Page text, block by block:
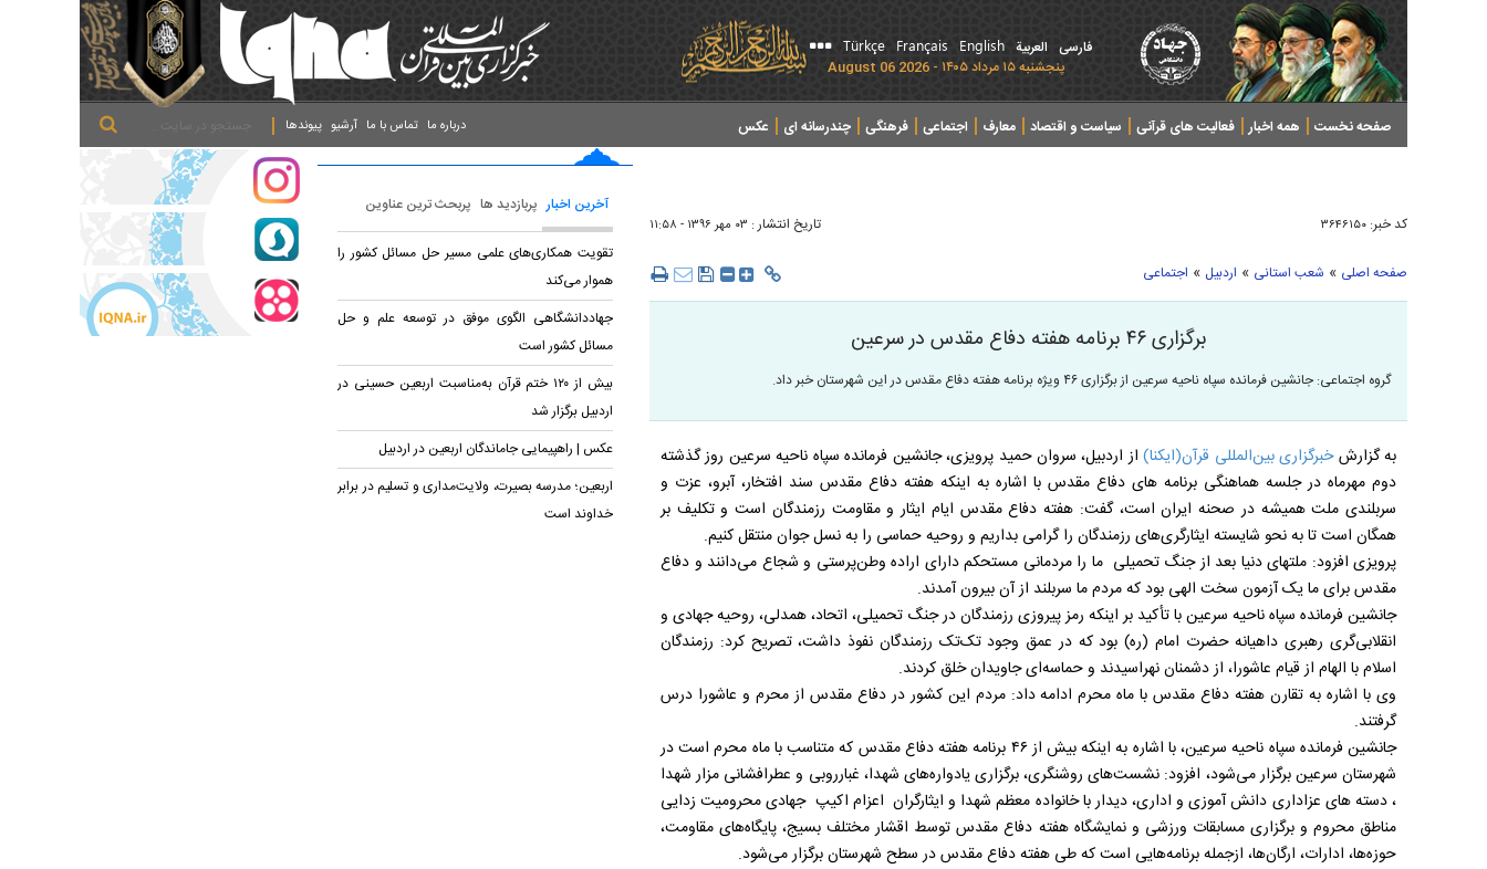
فارسی العربیة English
Français
Türkçe
پنجشنبه ۱۵ مرداد ۱۴۰۵ - 2026 August 06
صفحه نخست همه اخبار فعالیت های قرآنی سیاست و اقتصاد معارف اجتماعی فرهنگی چندرسانه ای عکس پیوندها آرشیو تماس با ما درباره ما
کد خبر: ۳۶۴۶۱۵۰ تاریخ انتشار : ۰۳ مهر ۱۳۹۶ - ۱۱:۵۸
صفحه اصلی » شعب استانی » اردبیل » اجتماعی
برگزاری ۴۶ برنامه هفته دفاع مقدس در سرعین
گروه اجتماعی: جانشین فرمانده سپاه ناحیه سرعین از برگزاری ۴۶ ویژه برنامه هفته دفاع مقدس در این شهرستان خبر داد.
به گزارشخبرگزاری بین‌المللی قرآن(ایکنا)از اردبیل، سروان حمید پرویزی، جانشین فرمانده سپاه ناحیه سرعین روز گذشته
دوم مهرماه در جلسه هماهنگی برنامه های دفاع مقدس با اشاره به اینکه هفته دفاع مقدس سند افتخار، آبرو، عزت و
سربلندی ملت همیشه در صحنه ایران است، گفت: هفته دفاع مقدس ایام ایثار و مقاومت رزمندگان است و تکلیف بر
همگان است تا به نحو شایسته ایثارگری‌های رزمندگان را گرامی بداریم و روحیه حماسی را به نسل جوان منتقل کنیم.
پرویزی افزود: ملتهای دنیا بعد از جنگ تحمیلی ما را مردمانی مستحکم دارای اراده وطن‌پرستی و شجاع می‌دانند و دفاع
مقدس برای ما یک آزمون سخت الهی بود که مردم ما سربلند از آن بیرون آمدند.
جانشین فرمانده سپاه ناحیه سرعین با تأکید بر اینکه رمز پیروزی رزمندگان در جنگ تحمیلی، اتحاد، همدلی، روحیه جهادی و
انقلابی‌گری رهبری داهیانه حضرت امام (ره) بود که در عمق وجود تک‌تک رزمندگان نفوذ داشت، تصریح کرد: رزمندگان
اسلام با الهام از قیام عاشورا، از دشمنان نهراسیدند و حماسه‌ای جاویدان خلق کردند.
وی با اشاره به تقارن هفته دفاع مقدس با ماه محرم ادامه داد: مردم این کشور در دفاع مقدس از محرم و عاشورا درس
گرفتند.
جانشین فرمانده سپاه ناحیه سرعین، با اشاره به اینکه بیش از ۴۶ برنامه هفته دفاع مقدس که متناسب با ماه محرم است در
شهرستان سرعین برگزار می‌شود، افزود: نشست‌های روشنگری، برگزاری یادواره‌های شهدا، غبارروبی و عطرافشانی مزار شهدا
، دسته های عزاداری دانش آموزی و اداری، دیدار با خانواده معظم شهدا و ایثارگران اعزام اکیپ جهادی محرومیت زدایی
مناطق محروم و برگزاری مسابقات ورزشی و نمایشگاه هفته دفاع مقدس توسط اقشار مختلف بسیج، پایگاه‌های مقاومت،
حوزه‌ها، ادارات، ارگان‌ها، ازجمله برنامه‌هایی است که طی هفته دفاع مقدس در سطح شهرستان برگزار می‌شود.
آخرین اخبار پربازدید ها پربحث ترین عناوین
تقویت همکاری‌های علمی مسیر حل مسائل کشور را
هموار می‌کند
جهاددانشگاهی الگوی موفق در توسعه علم و حل
مسائل کشور است
بیش از ۱۲۰ ختم قرآن به‌مناسبت اربعین حسینی در
اردبیل برگزار شد
عکس | راهپیمایی جاماندگان اربعین در اردبیل
اربعین؛ مدرسه بصیرت، ولایت‌مداری و تسلیم در برابر
خداوند است